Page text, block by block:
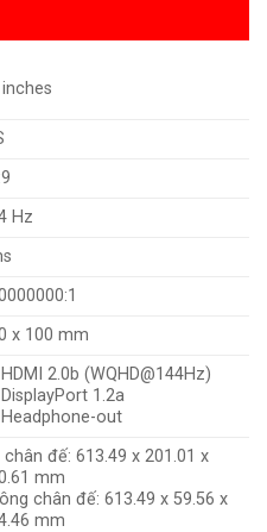
Hz
x 100 mm
2.0b (WQHD@144Hz)
1.2a
out
chân đế: 613.49 x 201.01 x
mm
chân đế: 613.49 x 59.56 x
mm